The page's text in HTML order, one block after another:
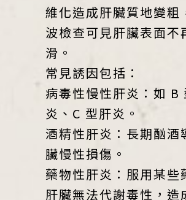
維化造成肝臟質地變粗
波檢查可見肝臟表面不
滑。
常見誘因包括：
病毒性慢性肝炎：如 B
炎、C 型肝炎。
酒精性肝炎：長期酗酒
臟慢性損傷。
藥物性肝炎：服用某些
肝臟無法代謝毒性，造